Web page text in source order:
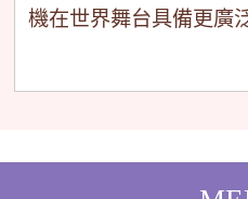
機在世界舞台具備更廣